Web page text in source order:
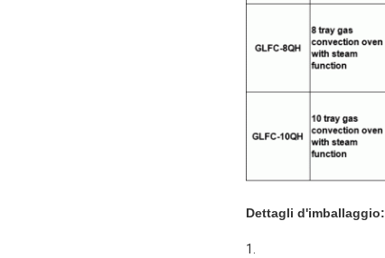
Dettagli d'imballaggio:
1.